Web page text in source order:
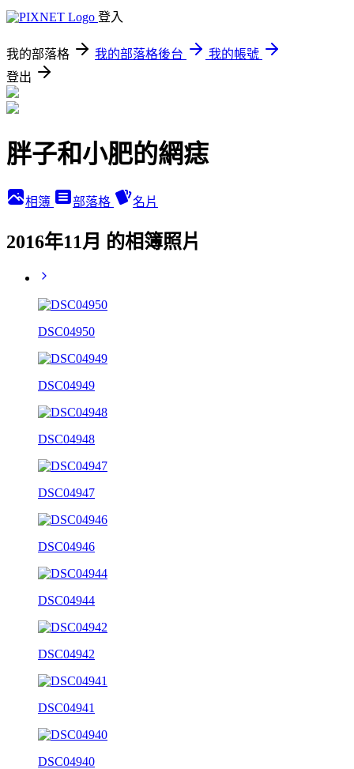
登入
我的部落格 我的部落格後台
我的帳號
登出
胖子和小肥的網痣
相簿 部落格 名片
2016年11月 的相簿照片
DSC04950
DSC04949
DSC04948
DSC04947
DSC04946
DSC04944
DSC04942
DSC04941
DSC04940